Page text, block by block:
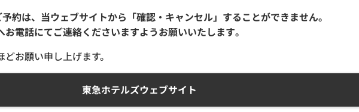
約は、当ウェブサイトから「確認・キャンセル」することができません。
電話にてご連絡くださいますようお願いいたします。
お願い申し上げます。
東急ホテルズウェブサイト